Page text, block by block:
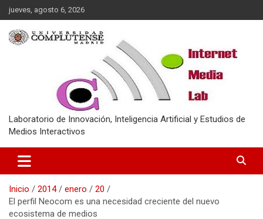
Saltar
al
contenido
jueves, agosto 6, 2026
Laboratorio de Innovación, Inteligencia Artificial y Estudios de
Medios Interactivos
Inicio 2014 enero
20
El perfil Neocom es una necesidad creciente del nuevo
ecosistema de medios